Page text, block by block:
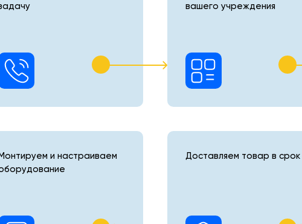
вашего учреждения
и настраиваем
Доставляем товар в срок